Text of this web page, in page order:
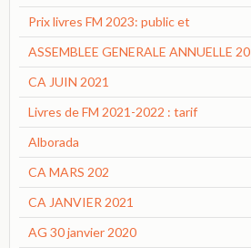
Prix livres FM 2023: public et
ASSEMBLEE GENERALE ANNUELLE 20
CA JUIN 2021
Livres de FM 2021-2022 : tarif
Alborada
CA MARS 202
CA JANVIER 2021
AG 30 janvier 2020